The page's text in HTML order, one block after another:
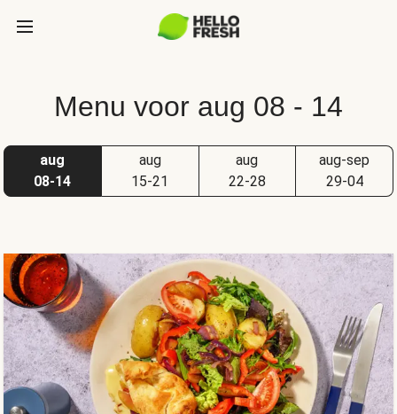
Menu voor aug 08 - 14
aug
08-14
aug
15-21
aug
22-28
aug-sep
29-04